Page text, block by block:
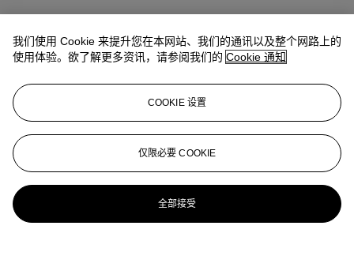
我们使用 Cookie 来提升您在本网站、我们的通讯以及整个网路上的
使用体验。欲了解更多资讯，请参阅我们的 Cookie 通知
COOKIE 设置
仅限必要 COOKIE
全部接受